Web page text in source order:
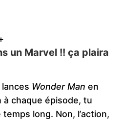
un Marvel !! ça plaira
Wonder Man en
chaque épisode, tu
long. Non, l’action,